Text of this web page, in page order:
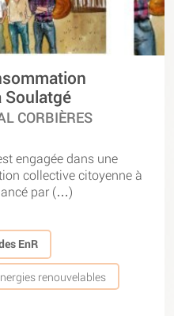
CORBIÈRES
engagée dans une
collective citoyenne à
par (…)
EnR
renouvelables